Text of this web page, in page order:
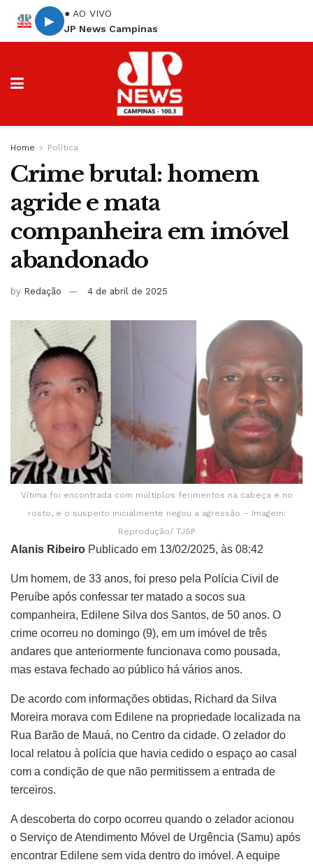
▶
● AO VIVO
JP News Campinas
Home Política
Crime brutal: homem
agride e mata
companheira em imóvel
abandonado
by Redação 4 de abril de 2025
Vítima foi encontrada com múltiplos ferimentos na cabeça e no
rosto, e o suspeito inicialmente negou a agressão – Imagem:
Reprodução/ TJSP
Alanis Ribeiro Publicado em 13/02/2025, às 08:42
Um homem, de 33 anos, foi preso pela Polícia Civil de
Peruíbe após confessar ter matado a socos sua
companheira, Edilene Silva dos Santos, de 50 anos. O
crime ocorreu no domingo (9), em um imóvel de três
andares que anteriormente funcionava como pousada,
mas estava fechado ao público há vários anos.
De acordo com informações obtidas, Richard da Silva
Moreira morava com Edilene na propriedade localizada na
Rua Barão de Mauá, no Centro da cidade. O zelador do
local relatou à polícia que havia cedido o espaço ao casal
com a condição de que não permitissem a entrada de
terceiros.
A descoberta do corpo ocorreu quando o zelador acionou
o Serviço de Atendimento Móvel de Urgência (Samu) após
encontrar Edilene sem vida dentro do imóvel. A equipe